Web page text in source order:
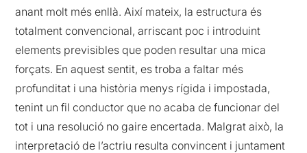
anant molt més enllà. Així mateix, la estructura és
totalment convencional, arriscant poc i introduint
elements previsibles que poden resultar una mica
forçats. En aquest sentit, es troba a faltar més
profunditat i una història menys rígida i impostada,
tenint un fil conductor que no acaba de funcionar del
tot i una resolució no gaire encertada. Malgrat això, la
interpretació de l’actriu resulta convincent i juntament